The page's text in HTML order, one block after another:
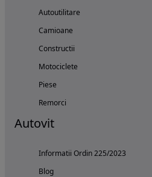
Autoutilitare
Camioane
Constructii
Motociclete
Piese
Remorci
Autovit
Informatii Ordin 225/2023
Blog